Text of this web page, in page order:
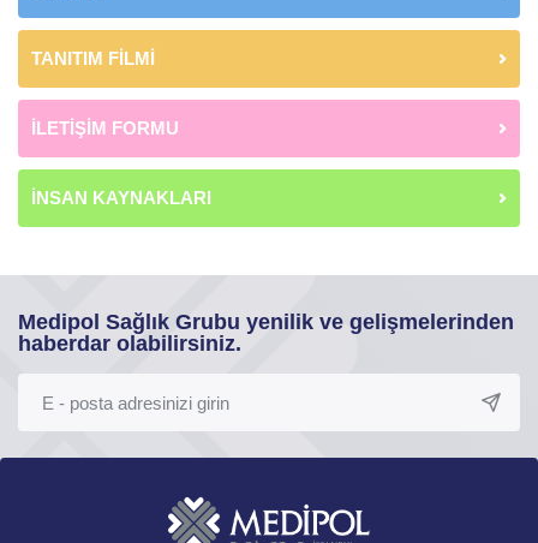
TANITIM FİLMİ
İLETİŞİM FORMU
İNSAN KAYNAKLARI
Medipol Sağlık Grubu yenilik ve gelişmelerinden
haberdar olabilirsiniz.